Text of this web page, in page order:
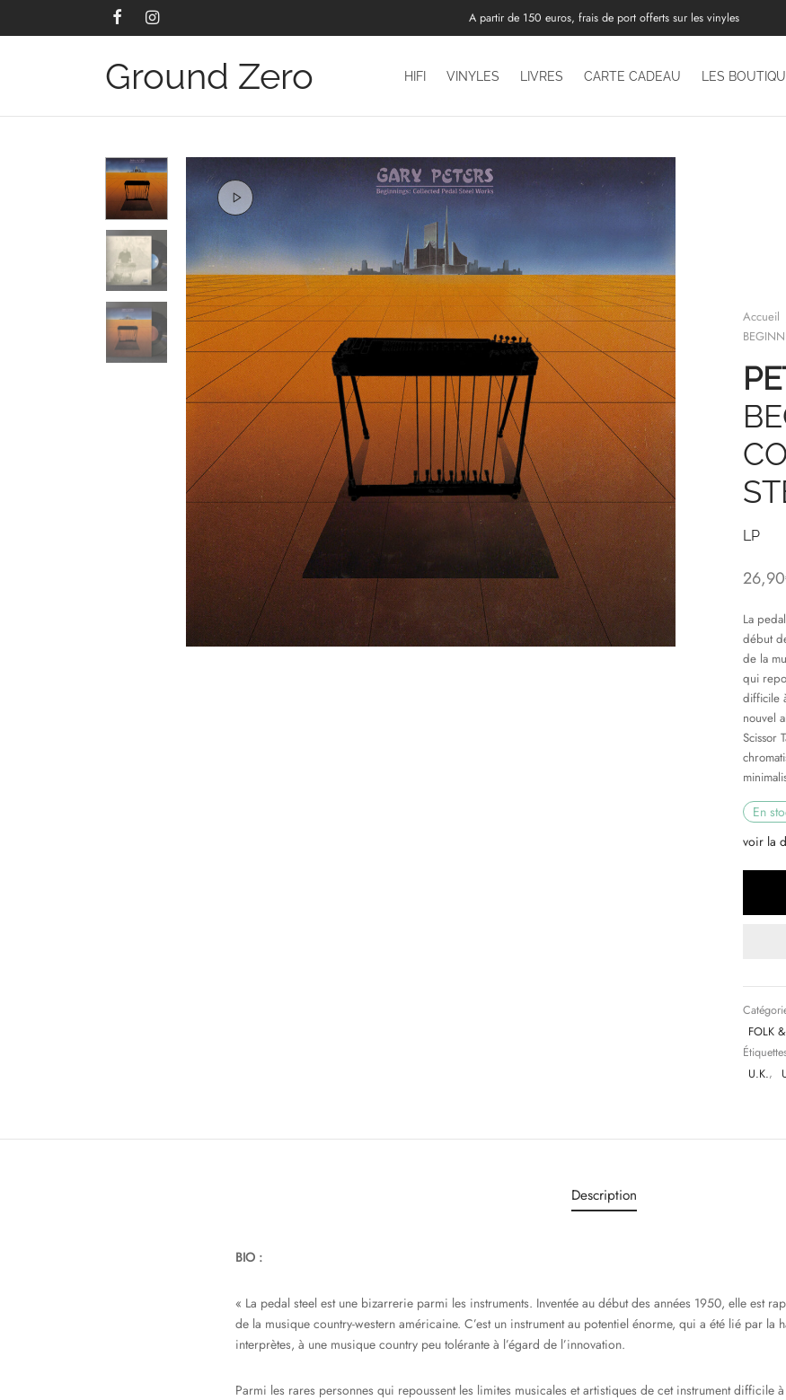
A partir de 150 euros, frais de port offerts sur les vinyles
Ground Zero HIFI VINYLES LIVRES CARTE CADEAU LES
Accueil
LP
26,90
La
début
de la
qui
difficile
nouvel
Scissor
En
voir la
FOLK
U.K.,
Description
BIO :
« La pedal steel est une bizarrerie parmi les instruments. Inventée au début des années 1950, elle est
de la musique country-western américaine. C’est un instrument au potentiel énorme, qui a été lié par la
interprètes, à une musique country peu tolérante à l’égard de l’innovation.
Parmi les rares personnes qui repoussent les limites musicales et artistiques de cet instrument difficile